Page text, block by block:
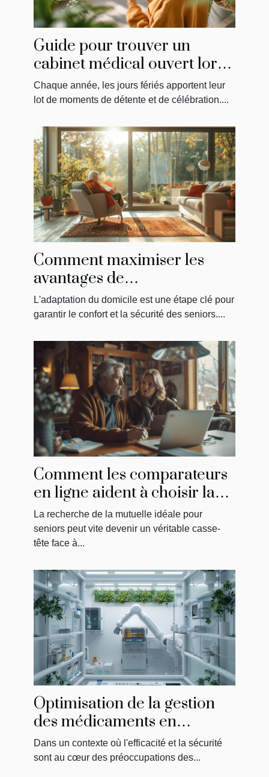
Guide pour trouver un
cabinet médical ouvert lors
des jours fériés
Chaque année, les jours fériés apportent leur
lot de moments de détente et de célébration....
Comment maximiser les
avantages de
MaPrimeAdapt' pour
l'aménagement du domicile
L'adaptation du domicile est une étape clé pour
garantir le confort et la sécurité des seniors....
Comment les comparateurs
en ligne aident à choisir la
meilleure mutuelle pour
seniors
La recherche de la mutuelle idéale pour
seniors peut vite devenir un véritable casse-
tête face à...
Optimisation de la gestion
des médicaments en
établissements de soins
Dans un contexte où l'efficacité et la sécurité
sont au cœur des préoccupations des...